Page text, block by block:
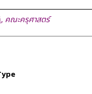
, คณะครุศาสตร์